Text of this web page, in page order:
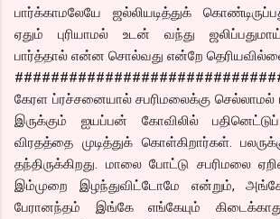
பார்க்காமலேயே ஜல்லியடித்துக்
ஏதும் புரியாமல் உடன் வந்து
பார்த்தால் என்ன சொல்வது என்றே
கேரள ப்ரச்சனையால் சபரிமலைக்கு
இருக்கும் ஐயப்பன் கோவிலில்
விரதத்தை முடித்துக் கொள்கிறார்கள்.
தந்திருக்கிறது. மாலை போட்டு சபரிமலை
இம்முறை இழந்துவிட்டோமே என்றும்,
பேரானந்தம் இங்கே எங்கேயும்